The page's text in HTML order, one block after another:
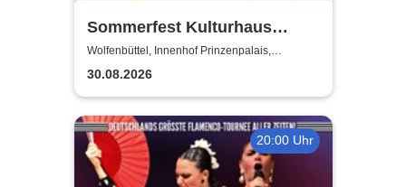
Sommerfest Kulturhaus
Prinzenpalais
Wolfenbüttel, Innenhof Prinzenpalais,
Wolfenbüttel
30.08.2026
20:00 Uhr